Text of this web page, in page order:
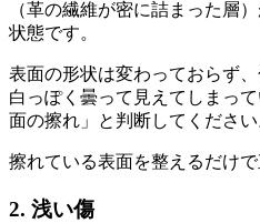
（革の繊維が密に詰まった層
状態です。
表面の形状は変わっておらず
白っぽく曇って見えてしまっ
面の擦れ」と判断してください
擦れている表面を整えるだけで
2. 浅い傷